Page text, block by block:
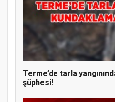
Terme’de tarla
şüphesi!